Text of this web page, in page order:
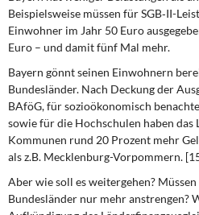
Beispielsweise müssen für SGB‐II-
Einwohner im Jahr 50 Euro
Euro – und damit fünf Mal mehr.
Bayern gönnt seinen Einwohnern
Bundesländer. Nach Deckung der
BAföG, für sozioökonomisch
sowie für die Hochschulen haben das
Kommunen rund 20 Prozent mehr
als z.B. Mecklenburg-Vorpommern.
Aber wie soll es weitergehen?
Bundesländer nur mehr anstrengen?